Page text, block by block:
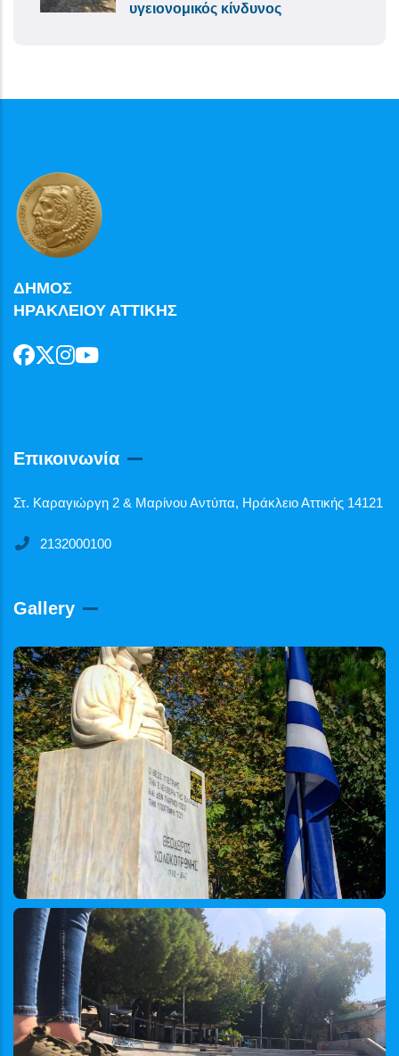
υγειονομικός κίνδυνος
ΔΗΜΟΣ
ΗΡΑΚΛΕΙΟΥ ΑΤΤΙΚΗΣ
Επικοινωνία
Στ. Καραγιώργη 2 & Μαρίνου Αντύπα, Ηράκλειο Αττικής 14121
2132000100
Gallery